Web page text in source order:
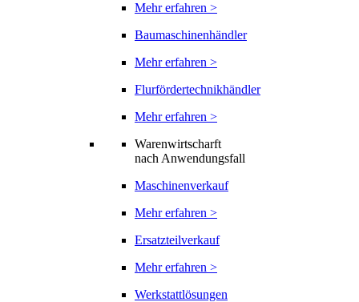
Mehr erfahren >
Baumaschinenhändler
Mehr erfahren >
Flurfördertechnikhändler
Mehr erfahren >
Warenwirtscharft
nach Anwendungsfall
Maschinenverkauf
Mehr erfahren >
Ersatzteilverkauf
Mehr erfahren >
Werkstattlösungen